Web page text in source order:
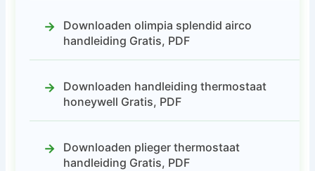
Downloaden olimpia splendid airco
handleiding Gratis, PDF
Downloaden handleiding thermostaat
honeywell Gratis, PDF
Downloaden plieger thermostaat
handleiding Gratis, PDF